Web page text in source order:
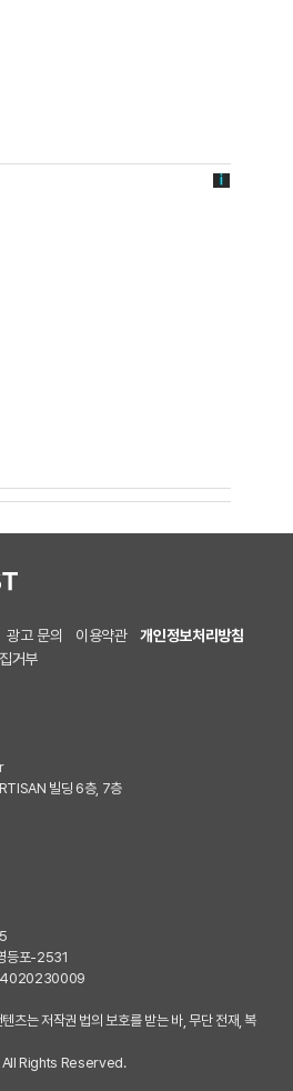
광고 문의 이용약관
개인정보처리방침
거부
빌딩 6층, 7층
등포-2531
는 저작권 법의 보호를 받는 바, 무단 전재, 복
Rights Reserved.